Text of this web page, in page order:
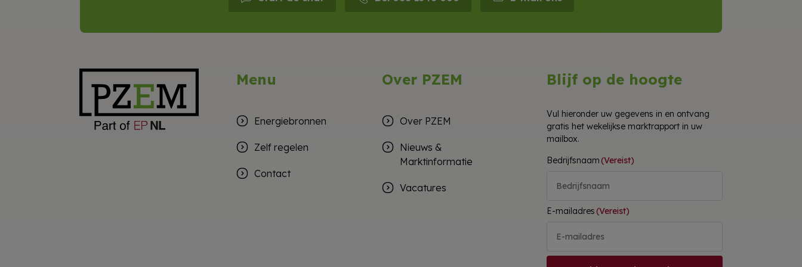
Menu
Energiebronnen
Zelf regelen
Contact
Over PZEM
Over PZEM
Nieuws &
Marktinformatie
Vacatures
Blijf op de hoogte
Vul hieronder uw gegevens in en ontvang
gratis het wekelijkse marktrapport in uw
mailbox.
Bedrijfsnaam(Vereist)
E-mailadres(Vereist)